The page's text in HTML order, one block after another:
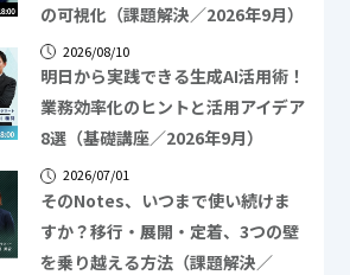
の可視化（課題解決／2026年9月）
2026/08/10
明日から実践できる生成AI活用術！
業務効率化のヒントと活用アイデア
8選（基礎講座／2026年9月）
2026/07/01
そのNotes、いつまで使い続けま
すか？移行・展開・定着、3つの壁
を乗り越える方法（課題解決／